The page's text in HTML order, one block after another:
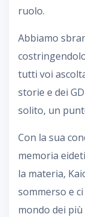
ruolo.
Abbiamo
tutti voi
storie e dei
solito, un
Con la sua
memoria
la materia,
sommerso e
mondo dei